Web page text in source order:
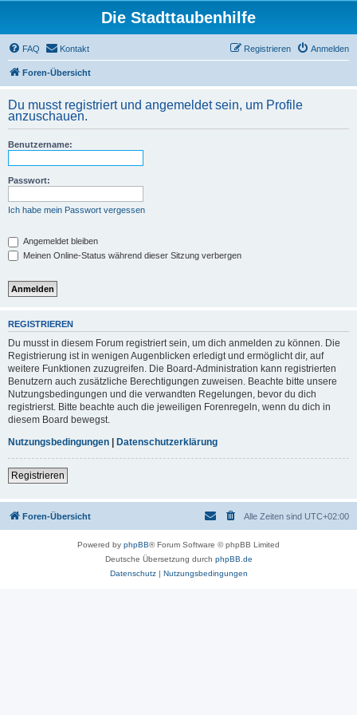
Die Stadttaubenhilfe
FAQ Kontakt Anmelden
Registrieren
Foren-Übersicht
Du musst registriert und angemeldet sein, um Profile
anzuschauen.
Benutzername:
Passwort:
Ich habe mein Passwort vergessen
Angemeldet bleiben
Meinen Online-Status während dieser Sitzung verbergen
REGISTRIEREN
Du musst in diesem Forum registriert sein, um dich anmelden zu können. Die
Registrierung ist in wenigen Augenblicken erledigt und ermöglicht dir, auf
weitere Funktionen zuzugreifen. Die Board-Administration kann registrierten
Benutzern auch zusätzliche Berechtigungen zuweisen. Beachte bitte unsere
Nutzungsbedingungen und die verwandten Regelungen, bevor du dich
registrierst. Bitte beachte auch die jeweiligen Forenregeln, wenn du dich in
diesem Board bewegst.
Nutzungsbedingungen | Datenschutzerklärung
Registrieren
Foren-Übersicht Alle Zeiten sind UTC+02:00
Powered by phpBB® Forum Software © phpBB Limited
Deutsche Übersetzung durch phpBB.de
Datenschutz| Nutzungsbedingungen